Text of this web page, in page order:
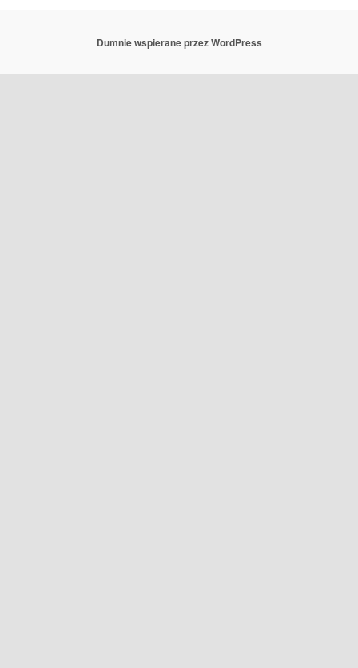
Dumnie wspierane przez WordPress